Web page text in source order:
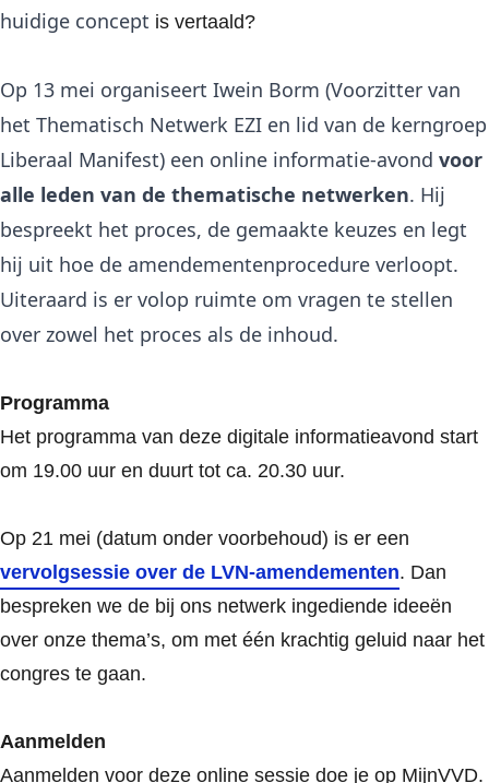
huidige concept is vertaald?
Op 13 mei organiseert Iwein Borm (Voorzitter van
het Thematisch Netwerk EZI en lid van de kerngroep
Liberaal Manifest) een online informatie-avond voor
alle leden van de thematische netwerken. Hij
bespreekt het proces, de gemaakte keuzes en legt
hij uit hoe de amendementenprocedure verloopt.
Uiteraard is er volop ruimte om vragen te stellen
over zowel het proces als de inhoud.
Programma
Het programma van deze digitale informatieavond start
om 19.00 uur en duurt tot ca. 20.30 uur.
Op 21 mei (datum onder voorbehoud) is er een
vervolgsessie over de LVN-amendementen. Dan
bespreken we de bij ons netwerk ingediende ideeën
over onze thema’s, om met één krachtig geluid naar het
congres te gaan.
Aanmelden
Aanmelden voor deze online sessie doe je op MijnVVD.